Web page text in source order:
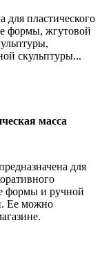
пластического
формы, жгутовой
скульптуры...
масса
для
формы и ручной
Ее можно